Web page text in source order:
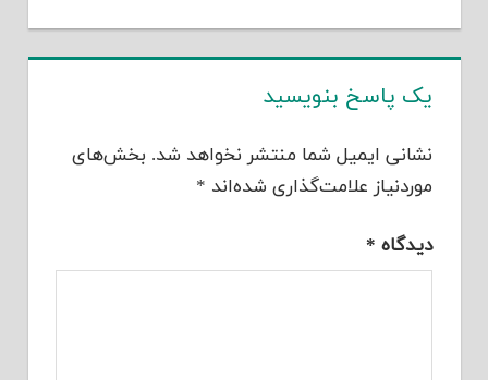
یک پاسخ بنویسید
نشانی ایمیل شما منتشر نخواهد شد. بخش‌های
موردنیاز علامت‌گذاری شده‌اند *
دیدگاه *